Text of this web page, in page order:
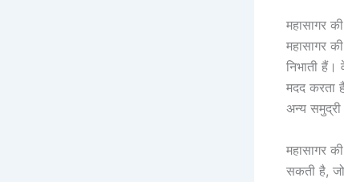
महासागर
महासागर
निभाती
मदद करता
अन्य समुद्री
महासागर
सकती है,